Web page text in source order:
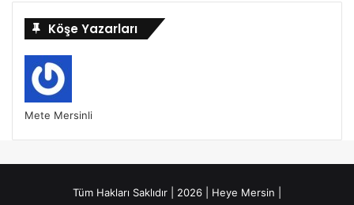
Köşe Yazarları
Mete Mersinli
Tüm Hakları Saklıdır | 2026 | Heye Mersin |